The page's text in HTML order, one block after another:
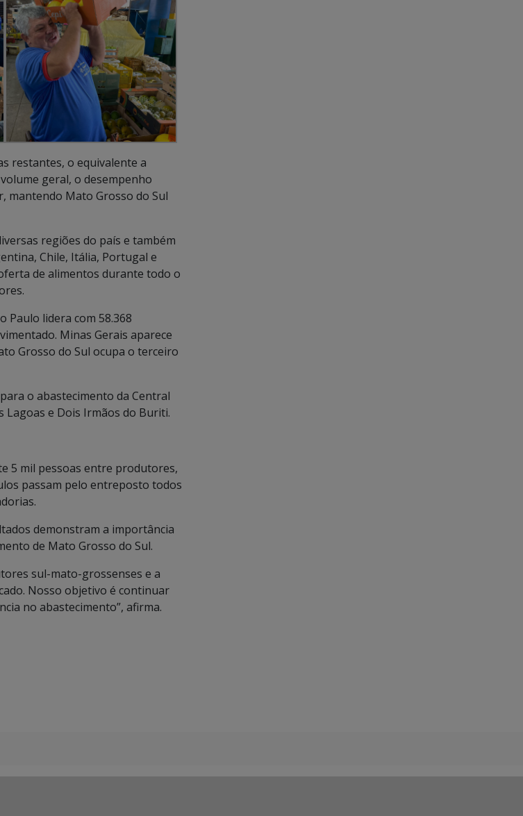
restantes, o equivalente a
geral, o desempenho
mantendo Mato Grosso do Sul
regiões do país e também
Chile, Itália, Portugal e
de alimentos durante todo o
Paulo lidera com 58.368
Minas Gerais aparece
Grosso do Sul ocupa o terceiro
o abastecimento da Central
Lagoas e Dois Irmãos do Buriti.
5 mil pessoas entre produtores,
passam pelo entreposto todos
demonstram a importância
de Mato Grosso do Sul.
sul-mato-grossenses e a
Nosso objetivo é continuar
no abastecimento”, afirma.